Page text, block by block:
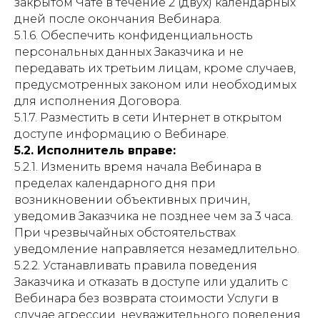
дней после окончания Вебинара.
5.1.6. Обеспечить конфиденциальность
персональных данных Заказчика и не
передавать их третьим лицам, кроме случаев,
предусмотренных законом или необходимых
для исполнения Договора.
5.1.7. Разместить в сети Интернет в открытом
доступе информацию о Вебинаре.
5.2. Исполнитель вправе:
5.2.1. Изменить время начала Вебинара в
пределах календарного дня при
возникновении объективных причин,
уведомив Заказчика не позднее чем за 3 часа.
При чрезвычайных обстоятельствах
уведомление направляется незамедлительно.
5.2.2. Устанавливать правила поведения
Заказчика и отказать в доступе или удалить с
Вебинара без возврата стоимости Услуги в
случае агрессии, неуважительного поведения,